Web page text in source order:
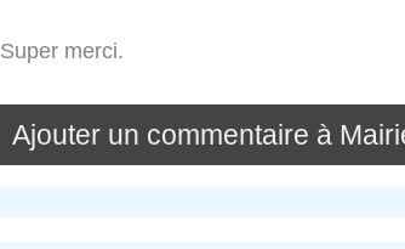
Super merci.
Ajouter un commentaire à